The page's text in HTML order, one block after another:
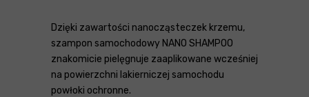
Dzięki zawartości nanocząsteczek krzemu,
szampon samochodowy NANO SHAMPOO
znakomicie pielęgnuje zaaplikowane wcześniej
na powierzchni lakierniczej samochodu
powłoki ochronne.